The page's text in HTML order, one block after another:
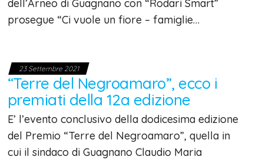
dell’Arneo di Guagnano con “Rodari Smart”
prosegue “Ci vuole un fiore – famiglie…
23 Settembre 2021
“Terre del Negroamaro”, ecco i
premiati della 12a edizione
E’ l’evento conclusivo della dodicesima edizione
del Premio “Terre del Negroamaro”, quella in
cui il sindaco di Guagnano Claudio Maria